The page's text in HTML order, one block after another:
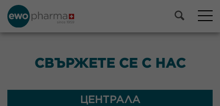
СВЪРЖЕТЕ СЕ С НАС
ЦЕНТРАЛА